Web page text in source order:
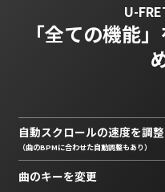
U-
「全ての機能
自動スクロールの速度を調整
（曲のBPMに合わせた自動調整もあり）
曲のキーを変更